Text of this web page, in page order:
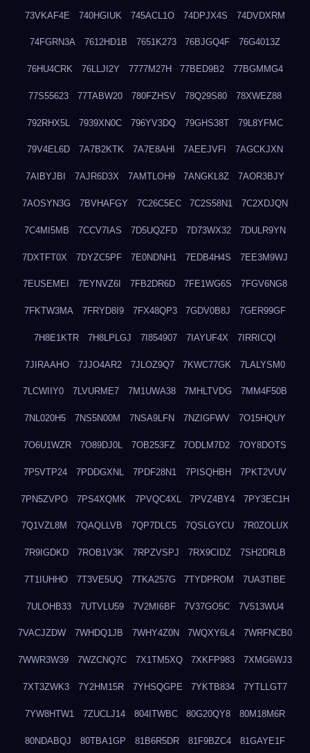
73VKAF4E 740HGIUK 745ACL1O 74DPJX4S 74DVDXRM
74FGRN3A 7612HD1B 7651K273 76BJGQ4F 76G4013Z
76HU4CRK 76LLJI2Y 7777M27H 77BED9B2 77BGMMG4
77S55623 77TABW20 780FZHSV 78Q29S80 78XWEZ88
792RHX5L 7939XN0C 796YV3DQ 79GHS38T 79L8YFMC
79V4EL6D 7A7B2KTK 7A7E8AHI 7AEEJVFI 7AGCKJXN
7AIBYJBI 7AJR6D3X 7AMTLOH9 7ANGKL8Z 7AOR3BJY
7AOSYN3G 7BVHAFGY 7C26C5EC 7C2S58N1 7C2XDJQN
7C4MI5MB 7CCV7IAS 7D5UQZFD 7D73WX32 7DULR9YN
7DXTFT0X 7DYZC5PF 7E0NDNH1 7EDB4H4S 7EE3M9WJ
7EUSEMEI 7EYNVZ6I 7FB2DR6D 7FE1WG6S 7FGV6NG8
7FKTW3MA 7FRYD8I9 7FX48QP3 7GDV0B8J 7GER99GF
7H8E1KTR 7H8LPLGJ 7I854907 7IAYUF4X 7IRRICQI
7JIRAAHO 7JJO4AR2 7JLOZ9Q7 7KWC77GK 7LALYSM0
7LCWIIY0 7LVURME7 7M1UWA38 7MHLTVDG 7MM4F50B
7NL020H5 7NS5N00M 7NSA9LFN 7NZIGFWV 7O15HQUY
7O6U1WZR 7O89DJ0L 7OB253FZ 7ODLM7D2 7OY8DOTS
7P5VTP24 7PDDGXNL 7PDF28N1 7PISQHBH 7PKT2VUV
7PN5ZVPO 7PS4XQMK 7PVQC4XL 7PVZ4BY4 7PY3EC1H
7Q1VZL8M 7QAQLLVB 7QP7DLC5 7QSLGYCU 7R0ZOLUX
7R9IGDKD 7ROB1V3K 7RPZVSPJ 7RX9CIDZ 7SH2DRLB
7T1IUHHO 7T3VE5UQ 7TKA257G 7TYDPROM 7UA3TIBE
7ULOHB33 7UTVLU59 7V2MI6BF 7V37GO5C 7V513WU4
7VACJZDW 7WHDQ1JB 7WHY4Z0N 7WQXY6L4 7WRFNCB0
7WWR3W39 7WZCNQ7C 7X1TM5XQ 7XKFP983 7XMG6WJ3
7XT3ZWK3 7Y2HM15R 7YHSQGPE 7YKTB834 7YTLLGT7
7YW8HTW1 7ZUCLJ14 804ITWBC 80G20QY8 80M18M6R
80NDABQJ 80TBA1GP 81B6R5DR 81F9BZC4 81GAYE1F